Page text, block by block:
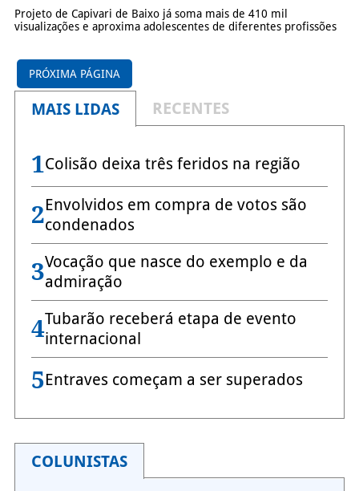
Projeto de Capivari de Baixo já soma mais de 410 mil
visualizações e aproxima adolescentes de diferentes profissões
PRÓXIMA PÁGINA
MAIS LIDAS RECENTES
1Colisão deixa três feridos na região
2Envolvidos em compra de votos são
condenados
3Vocação que nasce do exemplo e da
admiração
4Tubarão receberá etapa de evento
internacional
5Entraves começam a ser superados
COLUNISTAS